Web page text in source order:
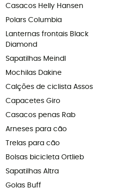
Casacos Helly Hansen
Polars Columbia
Lanternas frontais Black
Diamond
Sapatilhas Meindl
Mochilas Dakine
Calções de ciclista Assos
Capacetes Giro
Casacos penas Rab
Arneses para cão
Trelas para cão
Bolsas bicicleta Ortlieb
Sapatilhas Altra
Golas Buff